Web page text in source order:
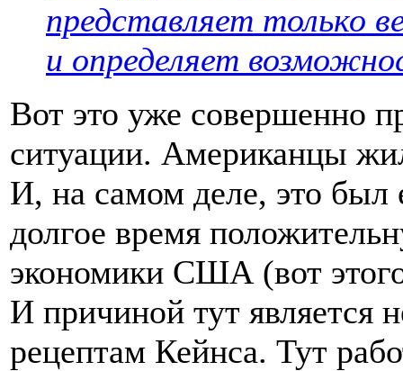
представляет только
и определяет
Вот это уже совершенно
ситуации. Американцы
И, на самом деле, это был
долгое время
экономики США (вот
И причиной тут является
рецептам Кейнса. Тут